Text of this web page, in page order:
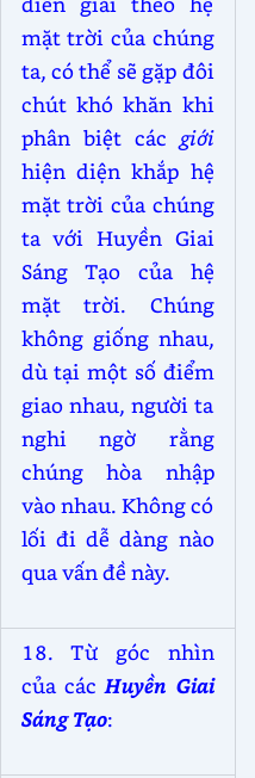
mặt trời của chúng
ta, có thể sẽ gặp đôi
chút khó khăn khi
phân biệt các giới
hiện diện khắp hệ
mặt trời của chúng
ta với Huyền Giai
Sáng Tạo của hệ
mặt trời. Chúng
không giống nhau,
dù tại một số điểm
giao nhau, người ta
nghi ngờ rằng
chúng hòa nhập
vào nhau. Không có
lối đi dễ dàng nào
qua vấn đề này.
18. Từ góc nhìn
của cácHuyền Giai
Sáng Tạo: